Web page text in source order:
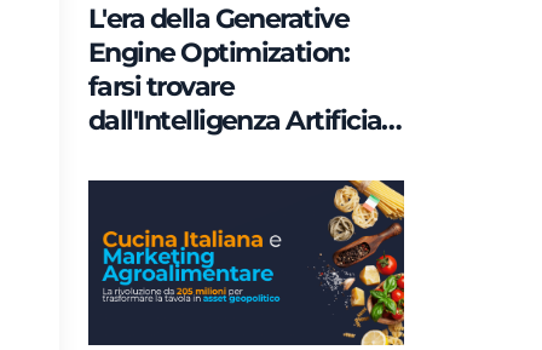
L'era della Generative
Engine Optimization:
farsi trovare
dall'Intelligenza Artificiale
Governance e non di
parole chiave